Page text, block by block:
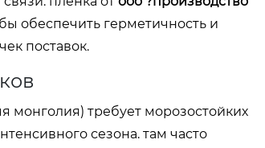
обеспечить герметичность и
поставок.
монголия) требует морозостойких
сезона. там часто